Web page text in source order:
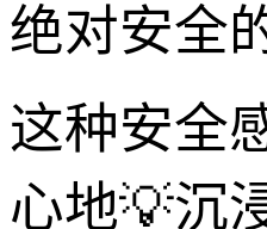
绝对安全
这种安全
心地💡沉